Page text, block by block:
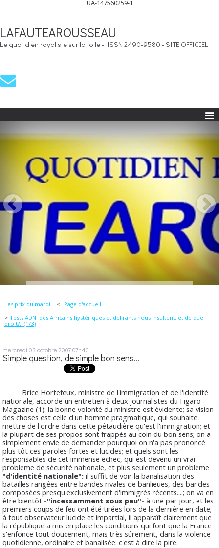
UA-147560259-1
LAFAUTEAROUSSEAU
Le quotidien royaliste sur la toile - ISSN 2490-9580 - SITE OFFICIEL
Les prix du mardi...
Page d'accueil
Tests ADN: des Africains hystériques et délirants nous insultent: et de quel
droit?...(1/3)
mercredi 03 octobre 200707h40
Simple question, de simple bon sens...
Brice Hortefeux, ministre de l'immigration et de l'identité
nationale, accorde un entretien à deux journalistes du Figaro
Magazine (1): la bonne volonté du ministre est évidente; sa vision
des choses est celle d'un homme pragmatique, qui souhaite
mettre de l'ordre dans cette pétaudière qu'est l'immigration; et
la plupart de ses propos sont frappés au coin du bon sens; on a
simplement envie de demander pourquoi on n'a pas prononcé
plus tôt ces paroles fortes et lucides; et quels sont les
responsables de cet immense échec, qui est devenu un vrai
problème de sécurité nationale, et plus seulement un problème
"d'identité nationale": il suffit de voir la banalisation des
batailles rangées entre bandes rivales de banlieues, des bandes
composées presqu'exclusivement d'immigrés récents....; on va en
être bientôt -"incessamment sous peu"- à une par jour, et les
premiers coups de feu ont été tirées lors de la dernière en date;
à tout observateur lucide et impartial, il apparaît clairement que
la république a mis en place les conditions qui font que la France
s'enfonce tout doucement, mais très sûrement, dans la violence
quotidienne, ordinaire et banalisée: c'est à dire la pire.